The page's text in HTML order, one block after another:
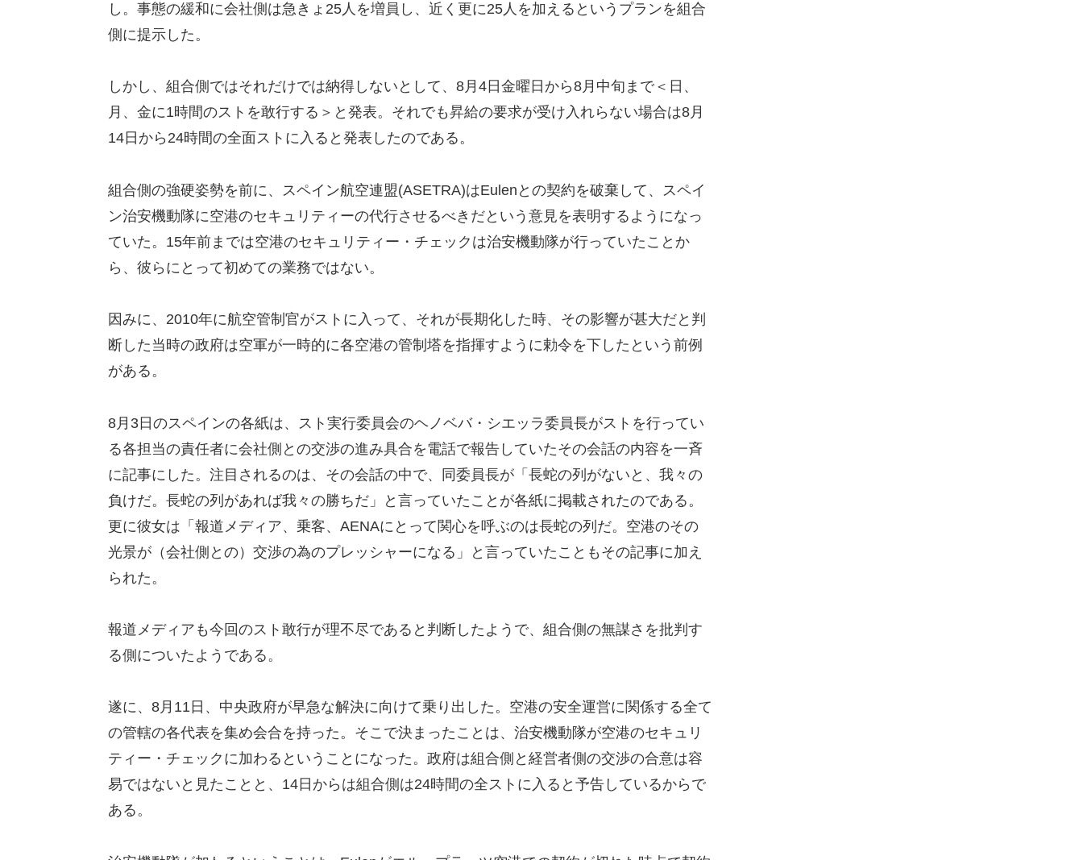
し。事態の緩和に会社側は急きょ25人を増員し、近く更に25人を加えるというプランを組合
側に提示した。
しかし、組合側ではそれだけでは納得しないとして、8月4日金曜日から8月中旬まで＜日、
月、金に1時間のストを敢行する＞と発表。それでも昇給の要求が受け入れらない場合は8月
14日から24時間の全面ストに入ると発表したのである。
組合側の強硬姿勢を前に、スペイン航空連盟(ASETRA)はEulenとの契約を破棄して、スペイ
ン治安機動隊に空港のセキュリティーの代行させるべきだという意見を表明するようになっ
ていた。15年前までは空港のセキュリティー・チェックは治安機動隊が行っていたことか
ら、彼らにとって初めての業務ではない。
因みに、2010年に航空管制官がストに入って、それが長期化した時、その影響が甚大だと判
断した当時の政府は空軍が一時的に各空港の管制塔を指揮すように勅令を下したという前例
がある。
8月3日のスペインの各紙は、スト実行委員会のヘノベバ・シエッラ委員長がストを行ってい
る各担当の責任者に会社側との交渉の進み具合を電話で報告していたその会話の内容を一斉
に記事にした。注目されるのは、その会話の中で、同委員長が「長蛇の列がないと、我々の
負けだ。長蛇の列があれば我々の勝ちだ」と言っていたことが各紙に掲載されたのである。
更に彼女は「報道メディア、乗客、AENAにとって関心を呼ぶのは長蛇の列だ。空港のその
光景が（会社側との）交渉の為のプレッシャーになる」と言っていたこともその記事に加え
られた。
報道メディアも今回のスト敢行が理不尽であると判断したようで、組合側の無謀さを批判す
る側についたようである。
遂に、8月11日、中央政府が早急な解決に向けて乗り出した。空港の安全運営に関係する全て
の管轄の各代表を集め会合を持った。そこで決まったことは、治安機動隊が空港のセキュリ
ティー・チェックに加わるということになった。政府は組合側と経営者側の交渉の合意は容
易ではないと見たことと、14日からは組合側は24時間の全ストに入ると予告しているからで
ある。